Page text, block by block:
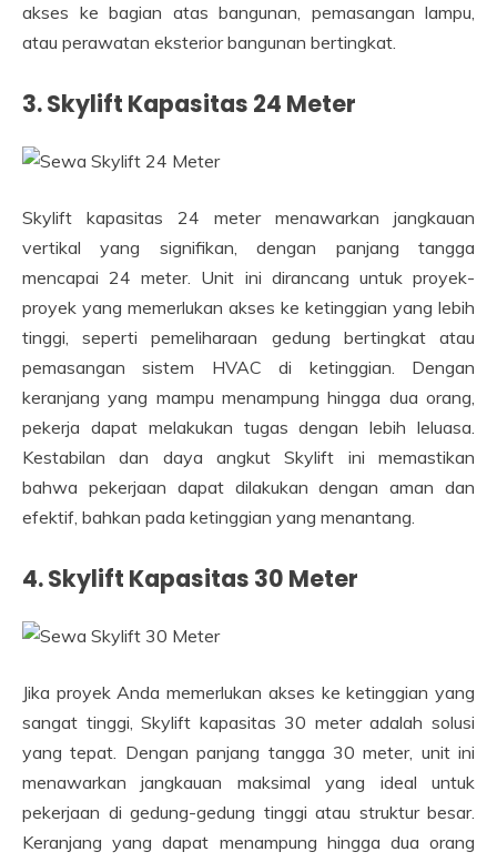
akses ke bagian atas bangunan, pemasangan lampu,
atau perawatan eksterior bangunan bertingkat.
3. Skylift Kapasitas 24 Meter
Skylift kapasitas 24 meter menawarkan jangkauan
vertikal yang signifikan, dengan panjang tangga
mencapai 24 meter. Unit ini dirancang untuk proyek-
proyek yang memerlukan akses ke ketinggian yang lebih
tinggi, seperti pemeliharaan gedung bertingkat atau
pemasangan sistem HVAC di ketinggian. Dengan
keranjang yang mampu menampung hingga dua orang,
pekerja dapat melakukan tugas dengan lebih leluasa.
Kestabilan dan daya angkut Skylift ini memastikan
bahwa pekerjaan dapat dilakukan dengan aman dan
efektif, bahkan pada ketinggian yang menantang.
4. Skylift Kapasitas 30 Meter
Jika proyek Anda memerlukan akses ke ketinggian yang
sangat tinggi, Skylift kapasitas 30 meter adalah solusi
yang tepat. Dengan panjang tangga 30 meter, unit ini
menawarkan jangkauan maksimal yang ideal untuk
pekerjaan di gedung-gedung tinggi atau struktur besar.
Keranjang yang dapat menampung hingga dua orang